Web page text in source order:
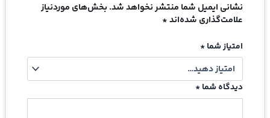
نشانی ایمیل شما منتشر نخواهد شد. بخش‌های موردنیاز
علامت‌گذاری شده‌اند*
امتیاز شما*
دیدگاه شما*